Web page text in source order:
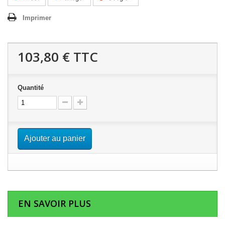
Imprimer
103,80 € TTC
Quantité
Ajouter au panier
EN SAVOIR PLUS